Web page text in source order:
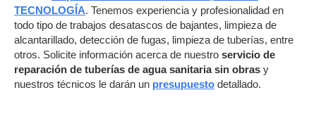
TECNOLOGÍA. Tenemos experiencia y profesionalidad en
todo tipo de trabajos desatascos de bajantes, limpieza de
alcantarillado, detección de fugas, limpieza de tuberías, entre
otros. Solicite información acerca de nuestro servicio de
reparación de tuberías de agua sanitaria sin obras y
nuestros técnicos le darán un presupuesto detallado.